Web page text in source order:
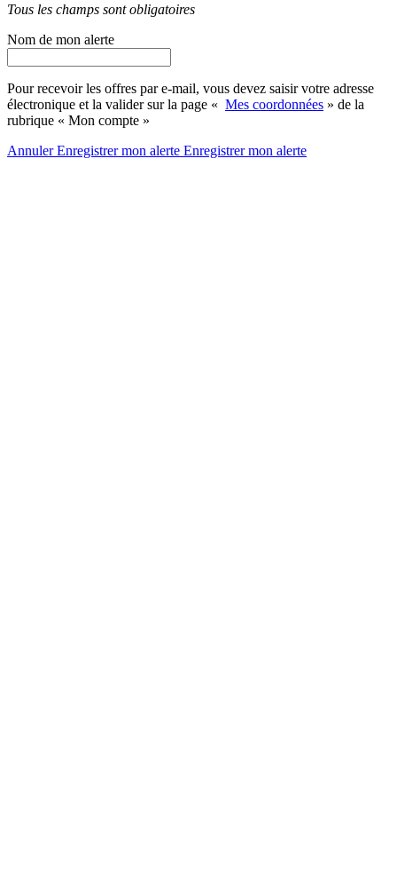
Tous les champs sont obligatoires
Nom de mon alerte
Pour recevoir les offres par e-mail, vous devez saisir votre adresse
électronique et la valider sur la page « Mes coordonnées » de la
rubrique « Mon compte »
AnnulerEnregistrer mon alerte Enregistrermon alerte